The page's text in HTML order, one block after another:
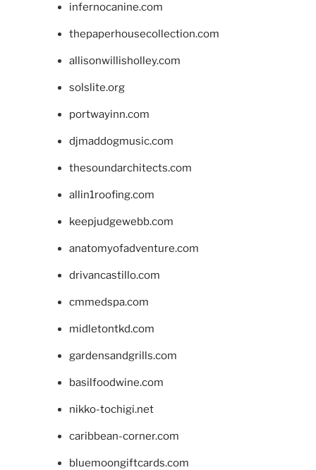
infernocanine.com
thepaperhousecollection.com
allisonwillisholley.com
solslite.org
portwayinn.com
djmaddogmusic.com
thesoundarchitects.com
allin1roofing.com
keepjudgewebb.com
anatomyofadventure.com
drivancastillo.com
cmmedspa.com
midletontkd.com
gardensandgrills.com
basilfoodwine.com
nikko-tochigi.net
caribbean-corner.com
bluemoongiftcards.com